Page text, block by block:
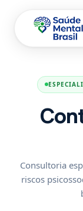
Consultoria
riscos